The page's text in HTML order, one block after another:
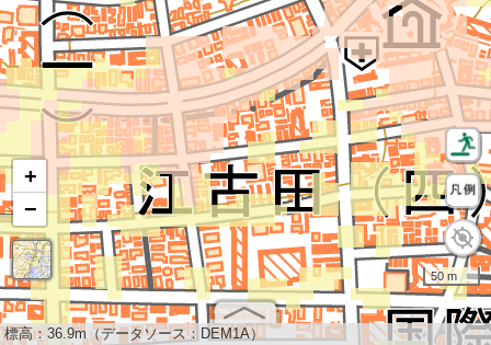
+
−
50 m
標高： 36.9m（データソース：DEM1A）